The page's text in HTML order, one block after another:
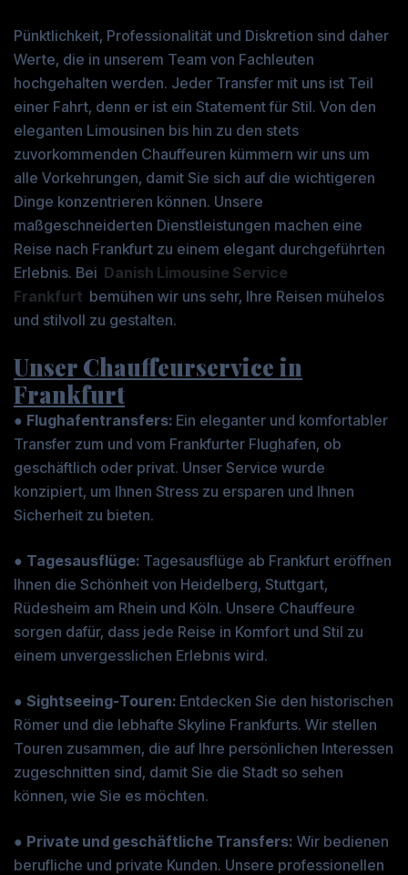
Pünktlichkeit, Professionalität und Diskretion sind daher
Werte, die in unserem Team von Fachleuten
hochgehalten werden. Jeder Transfer mit uns ist Teil
einer Fahrt, denn er ist ein Statement für Stil. Von den
eleganten Limousinen bis hin zu den stets
zuvorkommenden Chauffeuren kümmern wir uns um
alle Vorkehrungen, damit Sie sich auf die wichtigeren
Dinge konzentrieren können. Unsere
maßgeschneiderten Dienstleistungen machen eine
Reise nach Frankfurt zu einem elegant durchgeführten
Erlebnis. Bei Danish Limousine Service
Frankfurt bemühen wir uns sehr, Ihre Reisen mühelos
und stilvoll zu gestalten.
Unser Chauffeurservice in
Frankfurt
● Flughafentransfers: Ein eleganter und komfortabler
Transfer zum und vom Frankfurter Flughafen, ob
geschäftlich oder privat. Unser Service wurde
konzipiert, um Ihnen Stress zu ersparen und Ihnen
Sicherheit zu bieten.
● Tagesausflüge: Tagesausflüge ab Frankfurt eröffnen
Ihnen die Schönheit von Heidelberg, Stuttgart,
Rüdesheim am Rhein und Köln. Unsere Chauffeure
sorgen dafür, dass jede Reise in Komfort und Stil zu
einem unvergesslichen Erlebnis wird.
● Sightseeing-Touren: Entdecken Sie den historischen
Römer und die lebhafte Skyline Frankfurts. Wir stellen
Touren zusammen, die auf Ihre persönlichen Interessen
zugeschnitten sind, damit Sie die Stadt so sehen
können, wie Sie es möchten.
● Private und geschäftliche Transfers: Wir bedienen
berufliche und private Kunden. Unsere professionellen